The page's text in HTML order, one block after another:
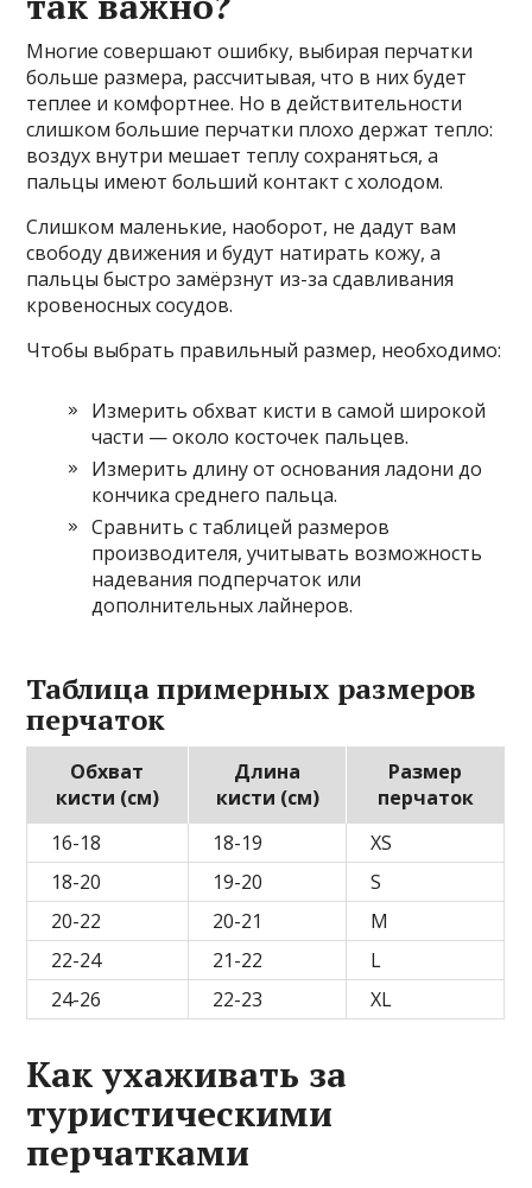
Многие совершают ошибку, выбирая перчатки
больше размера, рассчитывая, что в них будет
теплее и комфортнее. Но в действительности
слишком большие перчатки плохо держат тепло:
воздух внутри мешает теплу сохраняться, а
пальцы имеют больший контакт с холодом.
Слишком маленькие, наоборот, не дадут вам
свободу движения и будут натирать кожу, а
пальцы быстро замёрзнут из-за сдавливания
кровеносных сосудов.
Чтобы выбрать правильный размер, необходимо:
Измерить обхват кисти в самой широкой
части — около косточек пальцев.
Измерить длину от основания ладони до
кончика среднего пальца.
Сравнить с таблицей размеров
производителя, учитывать возможность
надевания подперчаток или
дополнительных лайнеров.
Таблица примерных размеров
перчаток
Обхват
кисти (см)
Длина
кисти (см)
Размер
перчаток
16-18
18-19
XS
18-20
19-20
S
20-22
20-21
M
22-24
21-22
L
24-26
22-23 XL
Как ухаживать за
туристическими
перчатками